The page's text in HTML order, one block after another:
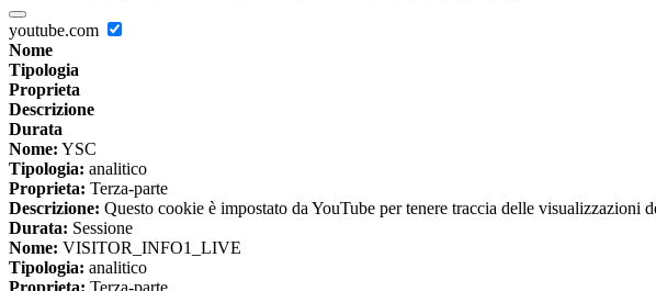
youtube.com
Nome
Tipologia
Proprieta
Descrizione
Durata
Nome: YSC
Tipologia: analitico
Proprieta: Terza-parte
Descrizione: Questo cookie è impostato da YouTube per tenere traccia delle visualizzazioni
Durata: Sessione
Nome: VISITOR_INFO1_LIVE
Tipologia: analitico